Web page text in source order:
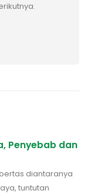
Penyebab dan
diantaranya
tuntutan